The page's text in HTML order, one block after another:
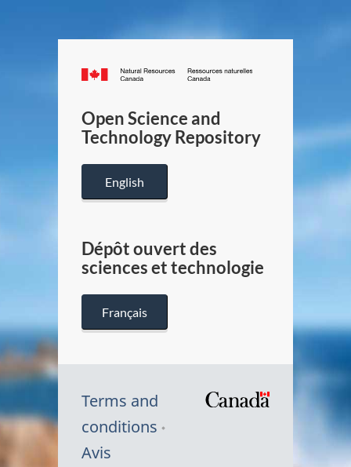
Canada.ca
/
Canada
Open Science and
Technology Repository
English
Dépôt ouvert des
sciences et technologie
Français
Terms and
conditions
Avis
Symbole